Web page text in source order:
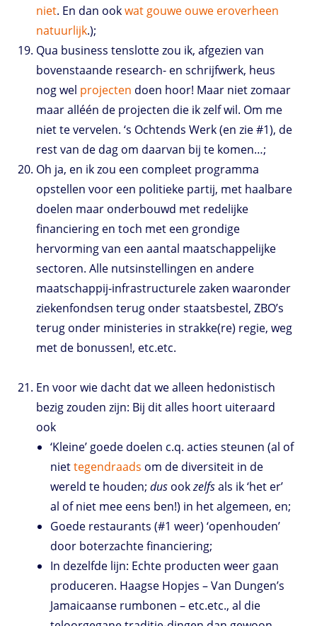
niet. En dan ookwat gouwe ouwe eroverheen
natuurlijk.);
Qua business tenslotte zou ik, afgezien van
bovenstaande research- en schrijfwerk, heus
nog wel projecten doen hoor! Maar niet zomaar
maar alléén de projecten die ik zelf wil. Om me
niet te vervelen. ‘s Ochtends Werk (en zie #1), de
rest van de dag om daarvan bij te komen…;
Oh ja, en ik zou een compleet programma
opstellen voor een politieke partij, met haalbare
doelen maar onderbouwd met redelijke
financiering en toch met een grondige
hervorming van een aantal maatschappelijke
sectoren. Alle nutsinstellingen en andere
maatschappij-infrastructurele zaken waaronder
ziekenfondsen terug onder staatsbestel, ZBO’s
terug onder ministeries in strakke(re) regie, weg
met de bonussen!, etc.etc.
En voor wie dacht dat we alleen hedonistisch
bezig zouden zijn: Bij dit alles hoort uiteraard
ook
‘Kleine’ goede doelen c.q. acties steunen (al of
niettegendraads om de diversiteit in de
wereld te houden; dus ookzelfsals ik ‘het er’
al of niet mee eens ben!) in het algemeen, en;
Goede restaurants (#1 weer) ‘openhouden’
door boterzachte financiering;
In dezelfde lijn: Echte producten weer gaan
produceren. Haagse Hopjes – Van Dungen’s
Jamaicaanse rumbonen – etc.etc., al die